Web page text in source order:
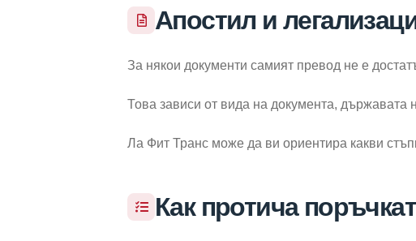
Апостил и
За някои документи самият превод не е
Това зависи от вида на документа, държавата
Ла Фит Транс може да ви ориентира какви
Как протича